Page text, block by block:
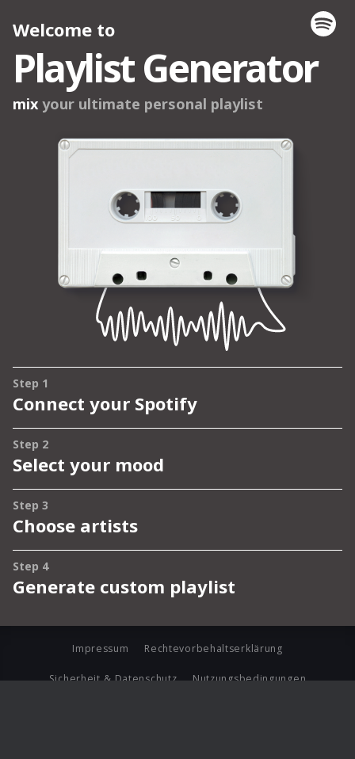
Impressum Rechtevorbehaltserklärung
Sicherheit & Datenschutz Nutzungsbedingungen